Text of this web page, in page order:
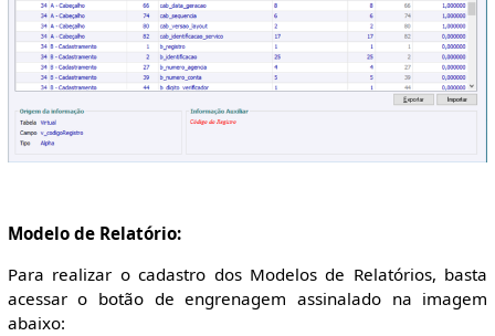
Modelo de Relatório:
Para realizar o cadastro dos Modelos de Relatórios, basta
acessar o botão de engrenagem assinalado na imagem
abaixo: